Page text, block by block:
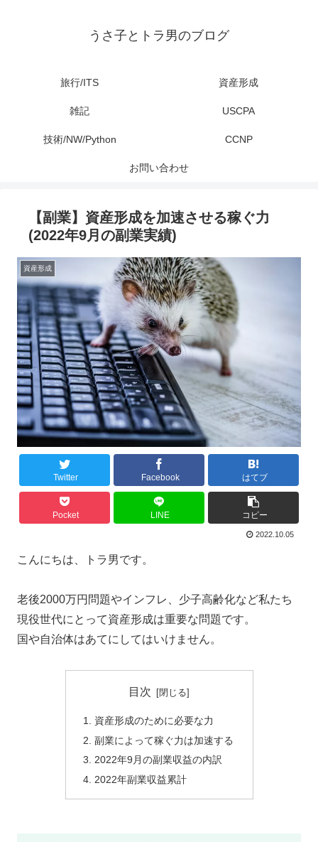
うさ子とトラ男のブログ
旅行/ITS 資産形成
雑記 USCPA
技術/NW/Python CCNP
お問い合わせ
【副業】資産形成を加速させる稼ぐ力
(2022年9月の副業実績)
資産形成
Twitter Facebook はてブ
Pocket LINE コピー
2022.10.05
こんにちは、トラ男です。
老後2000万円問題やインフレ、少子高齢化など私たち
現役世代にとって資産形成は重要な問題です。
国や自治体はあてにしてはいけません。
目次
資産形成のために必要な力
副業によって稼ぐ力は加速する
2022年9月の副業収益の内訳
2022年副業収益累計